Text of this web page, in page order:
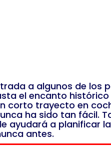
a algunos de los
el encanto
corto trayecto en
ha sido tan fácil.
ayudará a planificar
antes.